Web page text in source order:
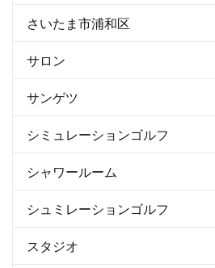
さいたま市浦和区
サロン
サンゲツ
シミュレーションゴルフ
シャワールーム
シュミレーションゴルフ
スタジオ